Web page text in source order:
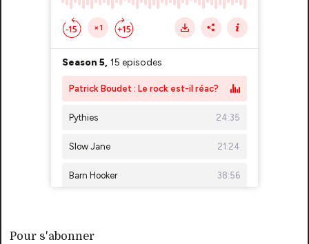
Pour s'abonner